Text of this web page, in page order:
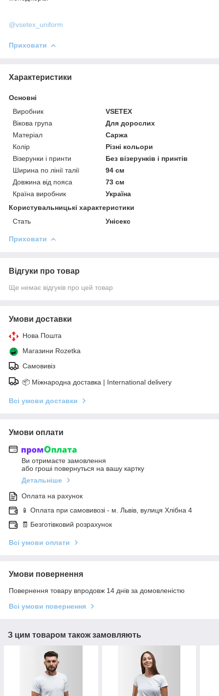
@vsetex_uniform
Приховати
Характеристики
Основні
Виробник
VSETEX
Вікова група
Для дорослих
Матеріал
Саржа
Колір
Різні кольори
Візерунки і принти
Без візерунків і принтів
Ширина по лінії талії
94 см
Довжина від пояса
73 см
Країна виробник
Україна
Користувальницькі характеристики
Стать
Унісекс
Приховати
Відгуки про товар
Ще немає відгуків про цей товар
Умови доставки
Нова Пошта
Магазини Rozetka
Самовивіз
📦 Міжнародна доставка | International delivery
Всі умови доставки
Умови оплати
Ви отримаєте замовлення
або гроші повернуться на вашу картку
Детальніше
Оплата на рахунок
📱 Оплата при самовивозі - м. Львів, вулиця Хлібна 4
🧾 Безготівковий розрахунок
Всі умови оплати
Умови повернення
Повернення товару впродовж 14 днів за домовленістю
Всі умови повернення
З цим товаром також замовляють